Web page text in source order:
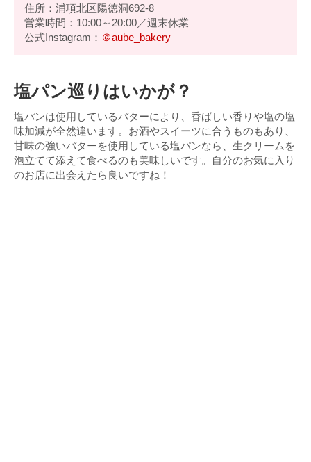
住所：浦項北区陽徳洞692-8
営業時間：10:00～20:00／週末休業
公式Instagram： ＠aube_bakery
塩パン巡りはいかが？
塩パンは使用しているバターにより、香ばしい香りや塩の塩
味加減が全然違います。お酒やスイーツに合うものもあり、
甘味の強いバターを使用している塩パンなら、生クリームを
泡立てて添えて食べるのも美味しいです。自分のお気に入り
のお店に出会えたら良いですね！